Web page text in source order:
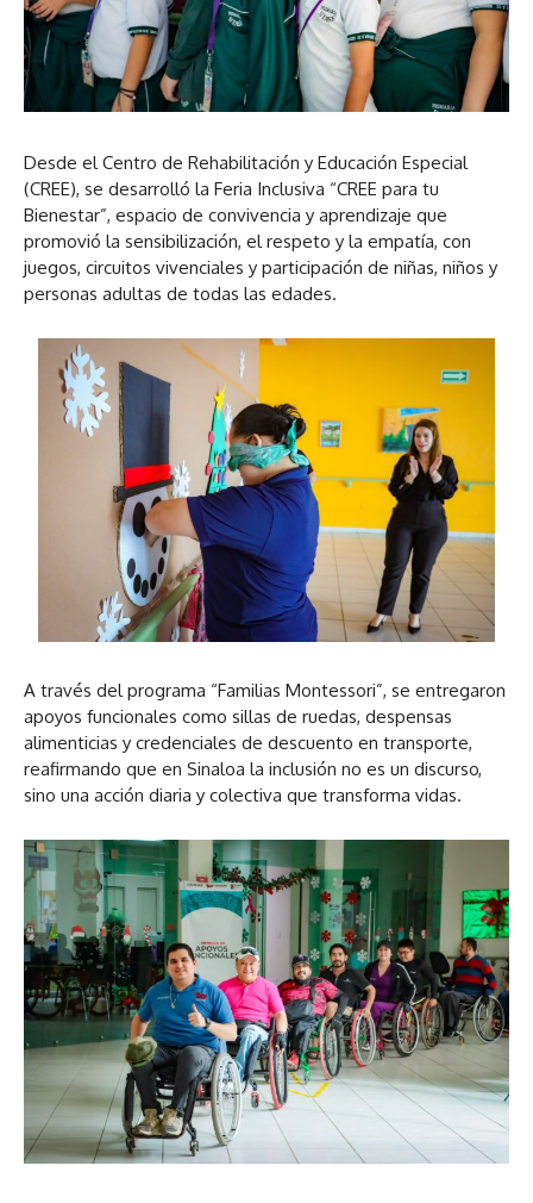
Desde el Centro de Rehabilitación y Educación Especial
(CREE), se desarrolló la Feria Inclusiva “CREE para tu
Bienestar”, espacio de convivencia y aprendizaje que
promovió la sensibilización, el respeto y la empatía, con
juegos, circuitos vivenciales y participación de niñas, niños y
personas adultas de todas las edades.
A través del programa “Familias Montessori”, se entregaron
apoyos funcionales como sillas de ruedas, despensas
alimenticias y credenciales de descuento en transporte,
reafirmando que en Sinaloa la inclusión no es un discurso,
sino una acción diaria y colectiva que transforma vidas.